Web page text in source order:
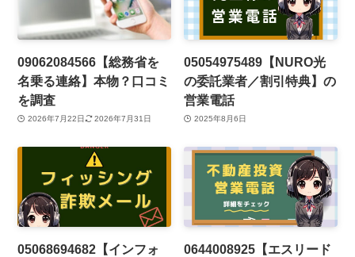
09062084566【総務省を
名乗る連絡】本物？口コミ
を調査
2026年7月22日 2026年7月31日
05054975489【NURO光
の委託業者／割引特典】の
営業電話
2025年8月6日
05068694682【インフォ
0644008925【エスリード